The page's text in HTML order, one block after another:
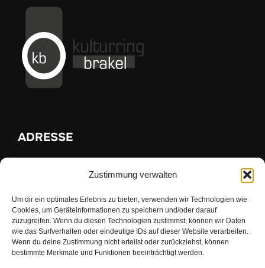
Zustimmung verwalten
Um dir ein optimales Erlebnis zu bieten, verwenden wir Technologien wie
Cookies, um Geräteinformationen zu speichern und/oder darauf
zuzugreifen. Wenn du diesen Technologien zustimmst, können wir Daten
wie das Surfverhalten oder eindeutige IDs auf dieser Website verarbeiten.
Wenn du deine Zustimmung nicht erteilst oder zurückziehst, können
bestimmte Merkmale und Funktionen beeinträchtigt werden.
ADRESSE
Kulturring Brakel e.V.
33034 Brakel
INFOS